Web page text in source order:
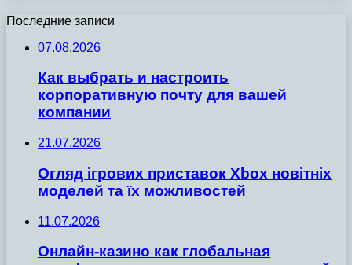
Последние записи
07.08.2026
Как выбрать и настроить
корпоративную почту для вашей
компании
21.07.2026
Огляд ігрових приставок Xbox новітніх
моделей та їх можливостей
11.07.2026
Онлайн-казино как глобальная